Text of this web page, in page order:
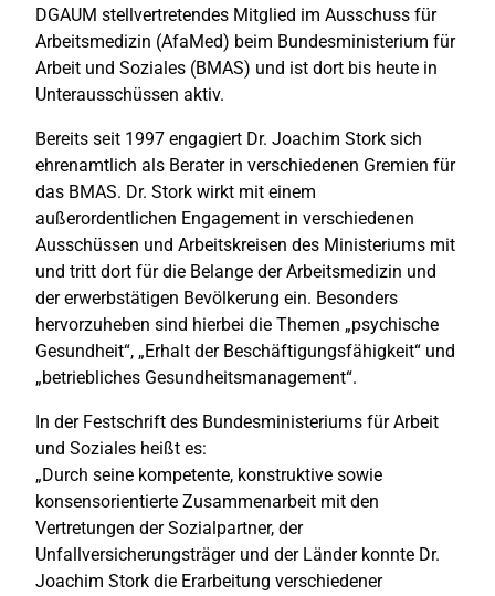
DGAUM stellvertretendes Mitglied im Ausschuss für
Arbeitsmedizin (AfaMed) beim Bundesministerium für
Arbeit und Soziales (BMAS) und ist dort bis heute in
Unterausschüssen aktiv.
Bereits seit 1997 engagiert Dr. Joachim Stork sich
ehrenamtlich als Berater in verschiedenen Gremien für
das BMAS. Dr. Stork wirkt mit einem
außerordentlichen Engagement in verschiedenen
Ausschüssen und Arbeitskreisen des Ministeriums mit
und tritt dort für die Belange der Arbeitsmedizin und
der erwerbstätigen Bevölkerung ein. Besonders
hervorzuheben sind hierbei die Themen „psychische
Gesundheit“, „Erhalt der Beschäftigungsfähig­keit“ und
„betriebliches Gesundheitsmanagement“.
In der Festschrift des Bundesministeriums für Arbeit
und Soziales heißt es:
„Durch seine kompetente, konstruktive sowie
konsensorientierte Zusammenarbeit mit den
Vertretungen der Sozialpartner, der
Unfallversicherungsträger und der Länder konnte Dr.
Joachim Stork die Erarbeitung verschiedener